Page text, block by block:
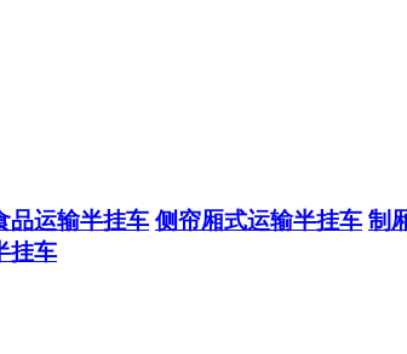
品运输半挂车 侧帘厢式运输半挂车 制
挂车